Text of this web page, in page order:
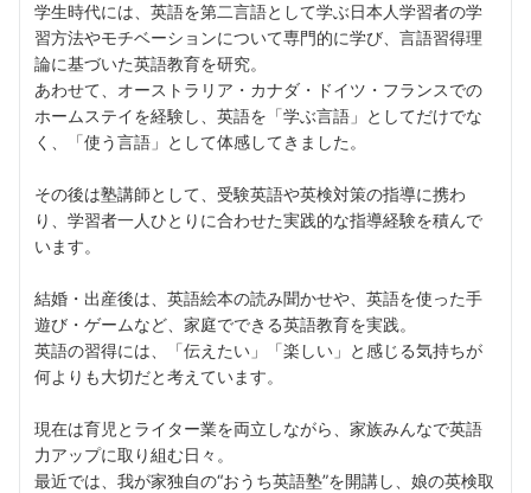
学生時代には、英語を第二言語として学ぶ日本人学習者の学
習方法やモチベーションについて専門的に学び、言語習得理
論に基づいた英語教育を研究。
あわせて、オーストラリア・カナダ・ドイツ・フランスでの
ホームステイを経験し、英語を「学ぶ言語」としてだけでな
く、「使う言語」として体感してきました。
その後は塾講師として、受験英語や英検対策の指導に携わ
り、学習者一人ひとりに合わせた実践的な指導経験を積んで
います。
結婚・出産後は、英語絵本の読み聞かせや、英語を使った手
遊び・ゲームなど、家庭でできる英語教育を実践。
英語の習得には、「伝えたい」「楽しい」と感じる気持ちが
何よりも大切だと考えています。
現在は育児とライター業を両立しながら、家族みんなで英語
力アップに取り組む日々。
最近では、我が家独自の“おうち英語塾”を開講し、娘の英検取